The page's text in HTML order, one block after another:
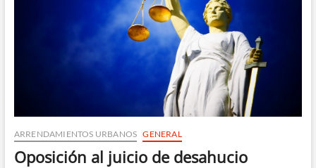
ARRENDAMIENTOS URBANOS GENERAL
Oposición al juicio de desahucio